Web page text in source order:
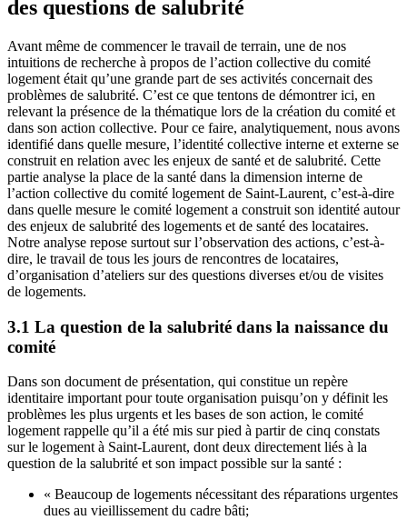
des questions de salubrité
Avant même de commencer le travail de terrain, une de nos
intuitions de recherche à propos de l’action collective du comité
logement était qu’une grande part de ses activités concernait des
problèmes de salubrité. C’est ce que tentons de démontrer ici, en
relevant la présence de la thématique lors de la création du comité et
dans son action collective. Pour ce faire, analytiquement, nous avons
identifié dans quelle mesure, l’identité collective interne et externe se
construit en relation avec les enjeux de santé et de salubrité. Cette
partie analyse la place de la santé dans la dimension interne de
l’action collective du comité logement de Saint-Laurent, c’est-à-dire
dans quelle mesure le comité logement a construit son identité autour
des enjeux de salubrité des logements et de santé des locataires.
Notre analyse repose surtout sur l’observation des actions, c’est-à-
dire, le travail de tous les jours de rencontres de locataires,
d’organisation d’ateliers sur des questions diverses et/ou de visites
de logements.
3.1 La question de la salubrité dans la naissance du
comité
Dans son document de présentation, qui constitue un repère
identitaire important pour toute organisation puisqu’on y définit les
problèmes les plus urgents et les bases de son action, le comité
logement rappelle qu’il a été mis sur pied à partir de cinq constats
sur le logement à Saint-Laurent, dont deux directement liés à la
question de la salubrité et son impact possible sur la santé :
« Beaucoup de logements nécessitant des réparations urgentes
dues au vieillissement du cadre bâti;